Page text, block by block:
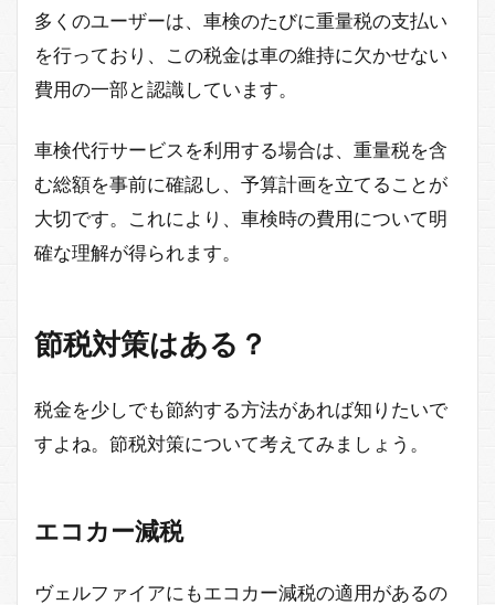
多くのユーザーは、車検のたびに重量税の支払い
を行っており、この税金は車の維持に欠かせない
費用の一部と認識しています。
車検代行サービスを利用する場合は、重量税を含
む総額を事前に確認し、予算計画を立てることが
大切です。これにより、車検時の費用について明
確な理解が得られます。
節税対策はある？
税金を少しでも節約する方法があれば知りたいで
すよね。節税対策について考えてみましょう。
エコカー減税
ヴェルファイアにもエコカー減税の適用があるの